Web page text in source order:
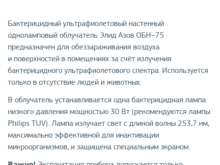
Бактерицидный ультрафиолетовый настенный
одноламповый облучатель Элид Азов ОБН−75
предназначен для обеззараживания воздуха
и поверхностей в помещениях за счёт излучения
бактерицидного ультрафиолетового спектра. Используется
только в отсутствие людей и животных.
В облучатель устанавливается одна бактерицидная лампа
низкого давления мощностью 30 Вт (рекомендуются лампы
Philips TUV). Лампа излучает свет с длиной волны 253,7 нм,
максимально эффективной для инактивации
микроорганизмов, и защищена специальным экраном.